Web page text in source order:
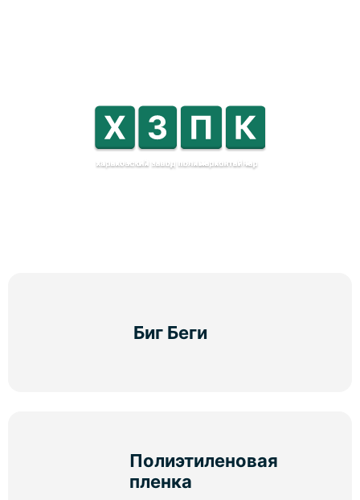
Биг Беги
Полиэтиленовая
пленка